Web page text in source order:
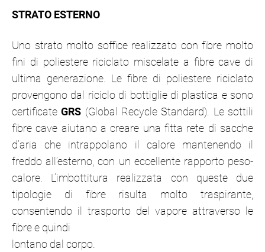
STRATO ESTERNO
Uno strato molto soffice realizzato con fibre molto
fini di poliestere riciclato miscelate a fibre cave di
ultima generazione. Le fibre di poliestere riciclato
provengono dal riciclo di bottiglie di plastica e sono
certificateGRS (Global Recycle Standard). Le sottili
fibre cave aiutano a creare una fitta rete di sacche
d’aria che intrappolano il calore mantenendo il
freddo all’esterno, con un eccellente rapporto peso-
calore. L’imbottitura realizzata con queste due
tipologie di fibre risulta molto traspirante,
consentendo il trasporto del vapore attraverso le
fibre e quindi
lontano dal corpo.